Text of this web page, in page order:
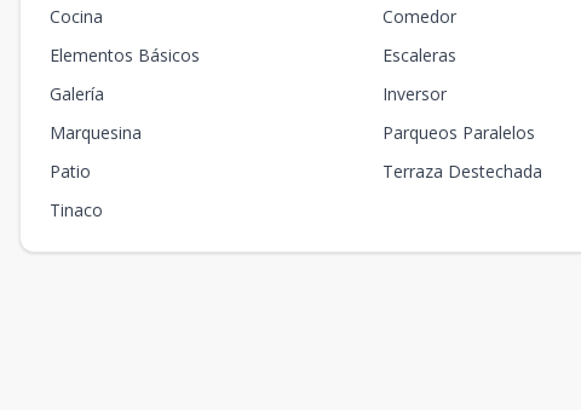
Cocina
Comedor
Elementos Básicos
Escaleras
Galería
Inversor
Marquesina
Parqueos Paralelos
Patio
Terraza Destechada
Tinaco